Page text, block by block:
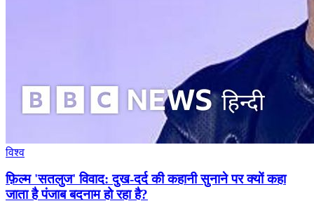
विश्व
फ़िल्म 'सतलुज' विवाद: दुख-दर्द की कहानी सुनाने पर क्यों कहा
जाता है पंजाब बदनाम हो रहा है?